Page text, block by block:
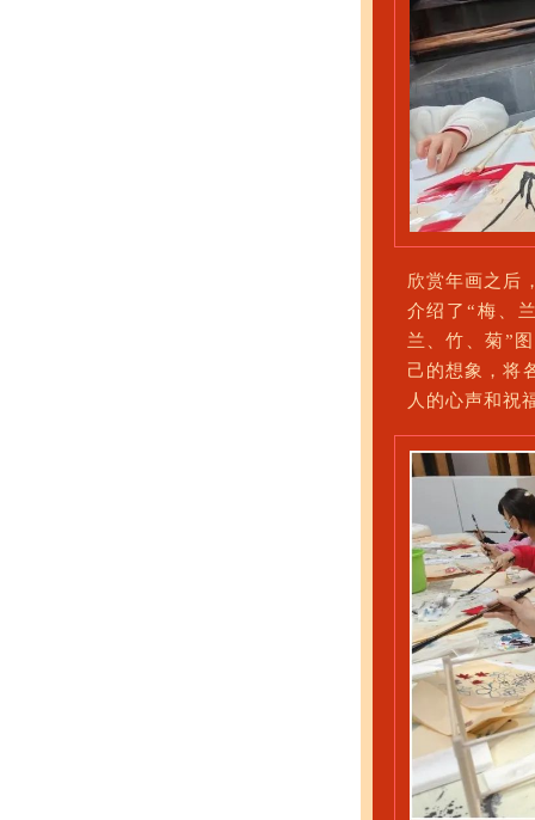
欣赏年画之后
介绍了“梅、
兰、竹、菊”
己的想象，将
人的心声和祝